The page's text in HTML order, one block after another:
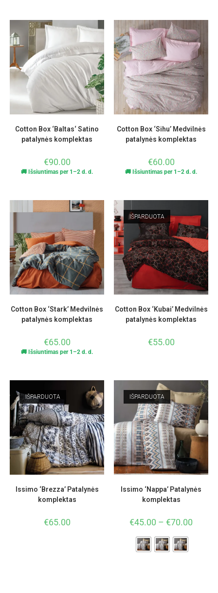
Cotton Box ‘Baltas‘ Satino
patalynės komplektas
€90.00
🚚 Išsiuntimas per 1–2 d. d.
Cotton Box ‘Sihu’ Medvilnės
patalynės komplektas
€60.00
🚚 Išsiuntimas per 1–2 d. d.
Cotton Box ‘Stark’ Medvilnės
patalynės komplektas
€65.00
🚚 Išsiuntimas per 1–2 d. d.
IŠPARDUOTA
Cotton Box ‘Kubai’ Medvilnės
patalynės komplektas
€55.00
IŠPARDUOTA
Issimo ‘Brezza’ Patalynės
komplektas
€65.00
IŠPARDUOTA
Issimo ‘Nappa’ Patalynės
komplektas
€45.00 – €70.00